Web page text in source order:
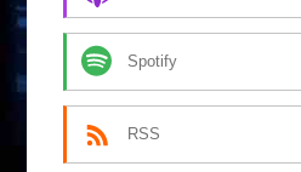
Spotify
RSS